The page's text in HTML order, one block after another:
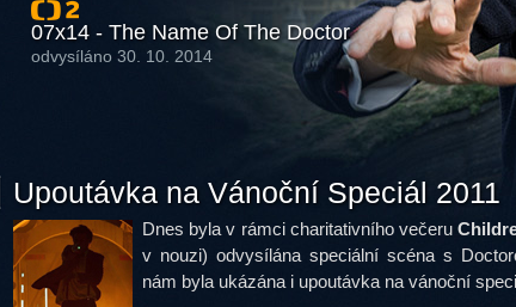
07x14 - The Name Of The Doctor
odvysíláno 30. 10. 2014
Upoutávka na Vánoční Speciál 2011
Dnes byla v rámci charitativního večeru
v nouzi) odvysílána speciální scéna s
nám byla ukázána i upoutávka na vánoční